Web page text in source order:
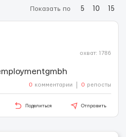
Показать по 5 10 15
охват: 1786
0 комментарии 0 репосты
Поделиться Отправить